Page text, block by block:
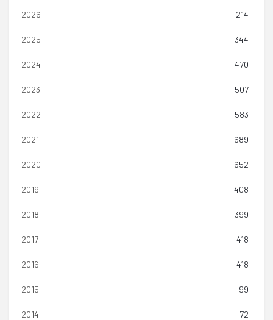
2026 214
2025 344
2024 470
2023 507
2022 583
2021 689
2020 652
2019 408
2018 399
2017 418
2016 418
2015 99
2014 72